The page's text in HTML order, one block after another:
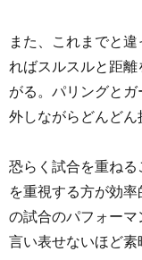
また、これまでと
ればスルスルと距
がる。パリングと
外しながらどんどん
恐らく試合を重ね
を重視する方が効
の試合のパフォーマ
言い表せないほど素